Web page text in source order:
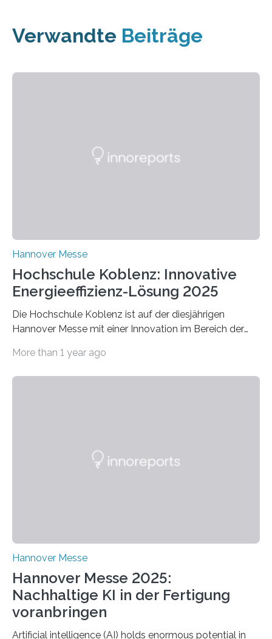
Verwandte Beiträge
Hannover Messe
Hochschule Koblenz: Innovative
Energieeffizienz-Lösung 2025
Die Hochschule Koblenz ist auf der diesjährigen
Hannover Messe mit einer Innovation im Bereich der
2025 stellt das Forschungsteam um Prof. Dr. Marc
auf die Erzeugung von Druckluft. Die Forschenden des
More than 1 year ago
Hannover Messe
Hannover Messe 2025:
Nachhaltige KI in der Fertigung
voranbringen
Artificial intelligence (AI) holds enormous potential in